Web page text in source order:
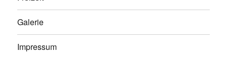
Galerie
Impressum